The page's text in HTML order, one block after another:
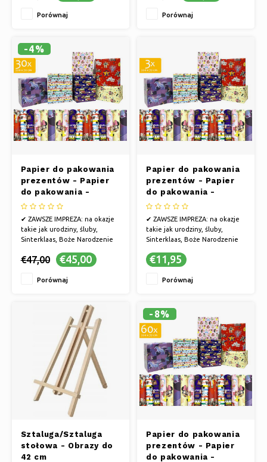
Porównaj
hurtowymPorównaj
-4%
Papier do pakowania
prezentów - Papier
do pakowania -
Papier do pakowania
prezentów 200 x 70
cm "Disney" - 30
rolek
✔ ZAWSZE IMPREZA: na okazje
takie jak urodziny, śluby,
Sinterklaas, Boże Narodzenie
✔ ALE TAKŻE NA: rocznice,
dzień ojca i dzień matki
€47,00 €45,00
Porównaj
Papier do pakowania
prezentów - Papier
do pakowania -
Papier do pakowania
prezentów 200 x 70
cm "Disney" - 3 rolki
✔ ZAWSZE IMPREZA: na okazje
takie jak urodziny, śluby,
Sinterklaas, Boże Narodzenie
✔ ALE TAKŻE NA: rocznice,
dzień ojca i dzień matki
prezent z
€11,95
Porównaj
Sztaluga/Sztaluga
stołowa - Obrazy do
42 cm
-8%
Papier do pakowania
prezentów - Papier
do pakowania -